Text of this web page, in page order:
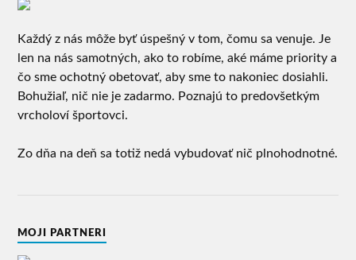
Každý z nás môže byť úspešný v tom, čomu sa venuje. Je
len na nás samotných, ako to robíme, aké máme priority a
čo sme ochotný obetovať, aby sme to nakoniec dosiahli.
Bohužiaľ, nič nie je zadarmo. Poznajú to predovšetkým
vrcholoví športovci.
Zo dňa na deň sa totiž nedá vybudovať nič plnohodnotné.
MOJI PARTNERI